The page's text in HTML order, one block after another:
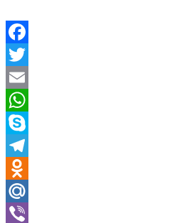
Facebook
Twitter
Email
WhatsApp
Skype
Telegram
Odnoklassniki
Mail.Ru